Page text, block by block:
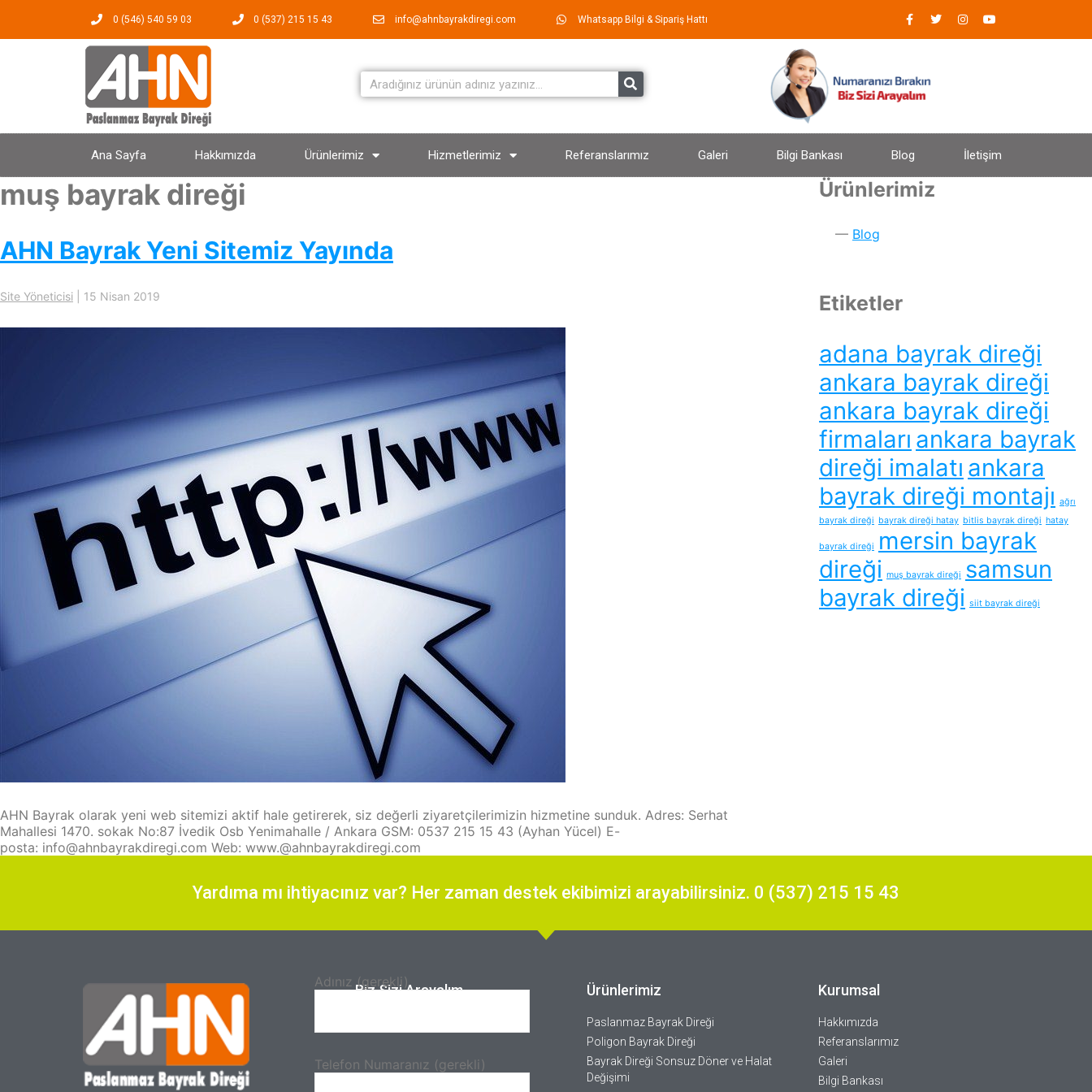
0 (546) 540 59 03 0 (537) 215 15 43 info@ahnbayrakdiregi.com Whatsapp Bilgi & Sipariş Hattı
Ana Sayfa Hakkımızda Ürünlerimiz Hizmetlerimiz Referanslarımız Galeri Bilgi Bankası Blog İletişim
muş bayrak direği
AHN Bayrak Yeni Sitemiz Yayında
Site Yöneticisi 15 Nisan 2019
AHN Bayrak olarak yeni web sitemizi aktif hale getirerek, siz değerli ziyaretçilerimizin hizmetine sunduk. Adres: Serhat
Mahallesi 1470. sokak No:87 İvedik Osb Yenimahalle / Ankara GSM: 0537 215 15 43 (Ayhan Yücel) E-
posta: info@ahnbayrakdiregi.com Web: www.@ahnbayrakdiregi.com
Ürünlerimiz
Blog
Etiketler
adana bayrak direği
ankara bayrak direği
ankara bayrak direği
firmaları ankara bayrak
direği imalatı ankara
bayrak direği montajı ağrı
bayrak direği bayrak direği hatay bitlis bayrak direği hatay
bayrak direği
mersin bayrak
direği muş bayrak direği samsun
bayrak direği siit bayrak direği
Yardıma mı ihtiyacınız var? Her zaman destek ekibimizi arayabilirsiniz. 0 (537) 215 15 43
Biz Sizi Arayalım.
Adınız (gerekli)
Telefon Numaranız (gerekli)
Ürünlerimiz
Paslanmaz Bayrak Direği
Poligon Bayrak Direği
Bayrak Direği Sonsuz Döner ve Halat
Değişimi
Kurumsal
Hakkımızda
Referanslarımız
Galeri
Bilgi Bankası